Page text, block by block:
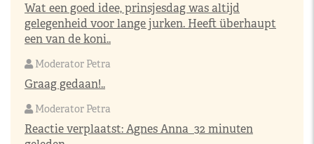
Wat een goed idee, prinsjesdag was altijd
gelegenheid voor lange jurken. Heeft überhaupt
een van de koni..
Moderator Petra
Graag gedaan!..
Moderator Petra
Reactie verplaatst:Agnes Anna 32 minuten